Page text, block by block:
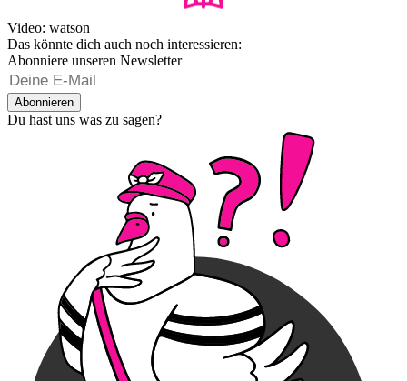
Video: watson
Das könnte dich auch noch interessieren:
Abonniere unseren Newsletter
Abonnieren
Du hast uns was zu sagen?